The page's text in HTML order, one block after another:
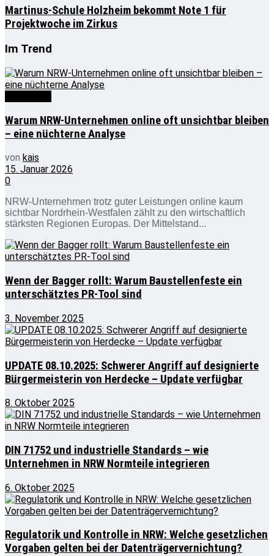
Martinus-Schule Holzheim bekommt Note 1 für
Projektwoche im Zirkus
Im Trend
Warum NRW-Unternehmen online oft unsichtbar bleiben
– eine nüchterne Analyse
von kais
15. Januar 2026
0
NRW-Unternehmen trotz guter Leistungen online kaum
sichtbar Nordrhein-Westfalen zählt zu den wirtschaftlich
stärksten Regionen Europas. Der Mittelstand...
Wenn der Bagger rollt: Warum Baustellenfeste ein
unterschätztes PR-Tool sind
3. November 2025
UPDATE 08.10.2025: Schwerer Angriff auf designierte
Bürgermeisterin von Herdecke – Update verfügbar
8. Oktober 2025
DIN 71752 und industrielle Standards – wie
Unternehmen in NRW Normteile integrieren
6. Oktober 2025
Regulatorik und Kontrolle in NRW: Welche gesetzlichen
Vorgaben gelten bei der Datenträgervernichtung?